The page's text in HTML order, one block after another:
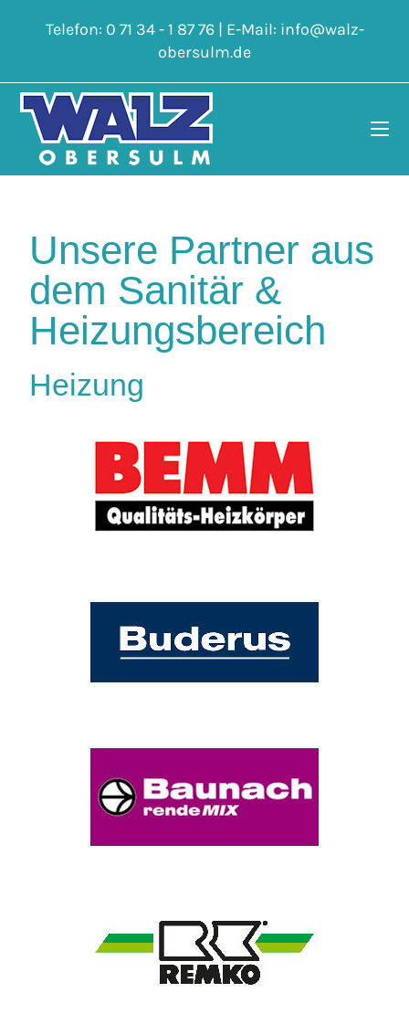
Telefon: 0 71 34 - 1 87 76| E-Mail: info@walz-
obersulm.de
Unsere Partner aus
dem Sanitär &
Heizungsbereich
Heizung